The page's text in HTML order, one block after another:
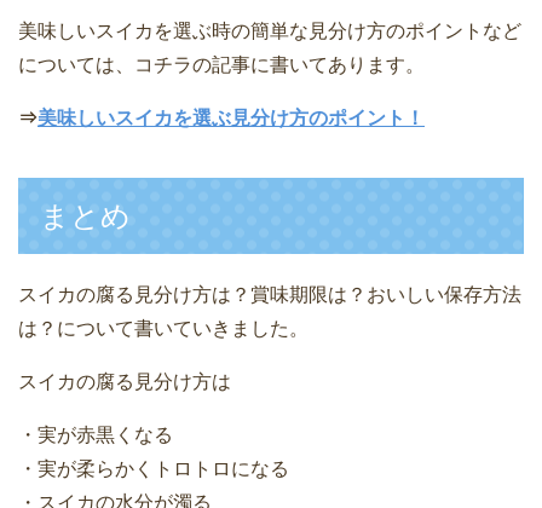
美味しいスイカを選ぶ時の簡単な見分け方のポイントなど
については、コチラの記事に書いてあります。
⇒美味しいスイカを選ぶ見分け方のポイント！
まとめ
スイカの腐る見分け方は？賞味期限は？おいしい保存方法
は？について書いていきました。
スイカの腐る見分け方は
・実が赤黒くなる
・実が柔らかくトロトロになる
・スイカの水分が濁る